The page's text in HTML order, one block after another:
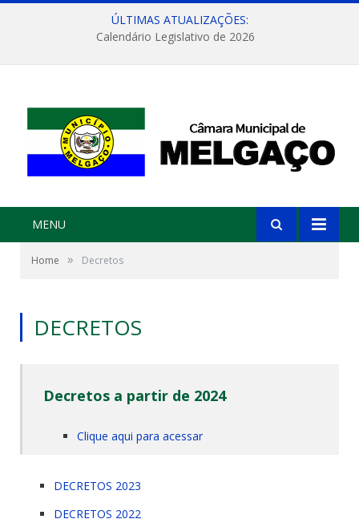
ÚLTIMAS ATUALIZAÇÕES:
Calendário Legislativo de 2026
MENU
Home » Decretos
DECRETOS
Decretos a partir de 2024
Clique aqui para acessar
DECRETOS 2023
DECRETOS 2022